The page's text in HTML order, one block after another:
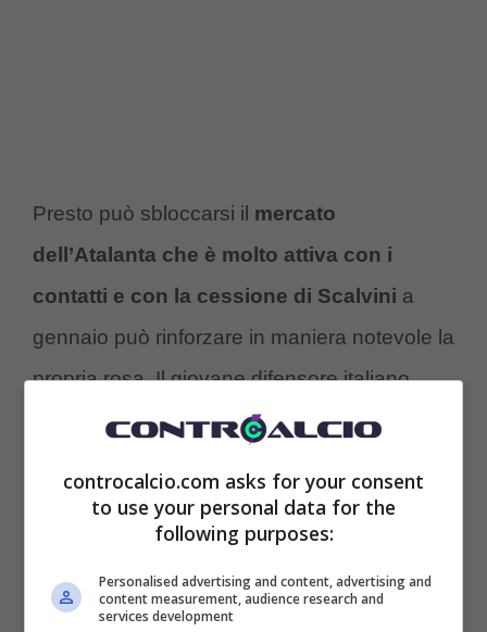
Presto può sbloccarsi il mercato
dell’Atalanta che è molto attiva con i
contatti e con la cessione di Scalvini a
gennaio può rinforzare in maniera notevole la
propria rosa. Il giovane difensore italiano
piace soprattutto a due squadre all’estero
anche quelle italiane che vorrebbero
provarci. Infatti, al momento c’è grande
attesa per capire cosa potrà accadere in
queste prossime ore.
controcalcio.com asks for your consent
to use your personal data for the
following purposes:
Personalised advertising and content, advertising and
content measurement, audience research and
services development